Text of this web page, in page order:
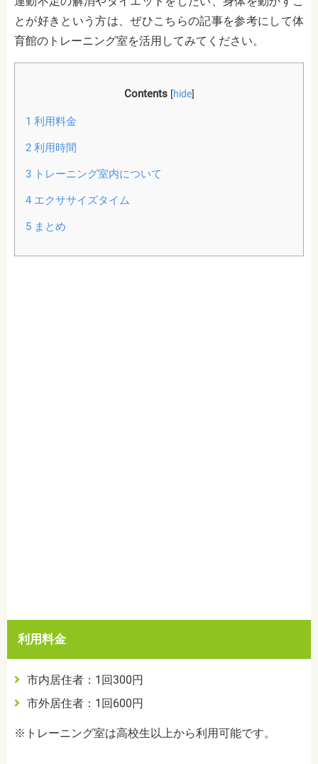
とが好きという方は、ぜひこちらの記事を参考にして体
育館のトレーニング室を活用してみてください。
Contents [hide]
1 利用料金
2利用時間
3トレーニング室内について
4エクササイズタイム
5まとめ
利用料金
市内居住者：1回300円
市外居住者：1回600円
※トレーニング室は高校生以上から利用可能です。